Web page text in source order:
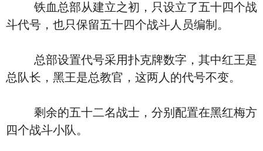
铁血总部从建立之初，只设立了五十四个战
斗代号，也只保留五十四个战斗人员编制。
总部设置代号采用扑克牌数字，其中红王是
总队长，黑王是总教官，这两人的代号不变。
剩余的五十二名战士，分别配置在黑红梅方
四个战斗小队。